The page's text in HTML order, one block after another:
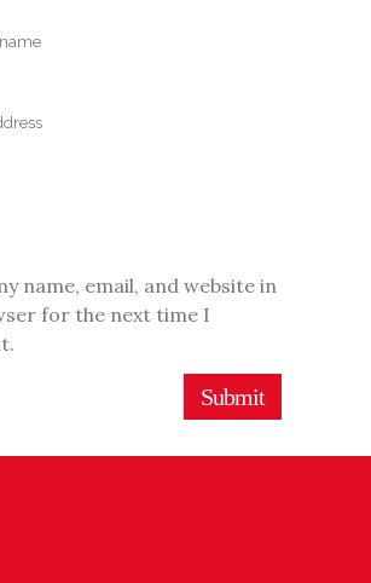
name, email, and website in
for the next time I